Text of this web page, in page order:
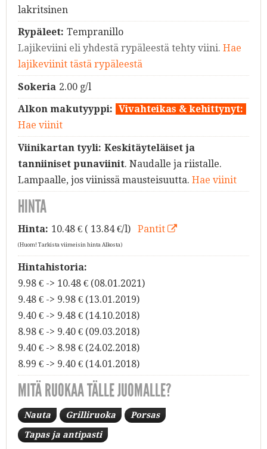
lakritsinen
Rypäleet: Tempranillo
Lajikeviini eli yhdestä rypäleestä tehty viini. Hae
lajikeviinit tästä rypäleestä
Sokeria 2.00 g/l
Alkon makutyyppi: Vivahteikas & kehittynyt:
Hae viinit
Viinikartan tyyli: Keskitäyteläiset ja
tanniiniset punaviinit. Naudalle ja riistalle.
Lampaalle, jos viinissä mausteisuutta. Hae viinit
HINTA
Hinta: 10.48€ ( 13.84 €/l) Pantit
(Huom! Tarkista viimeisin hinta Alkosta)
Hintahistoria:
9.98 € -> 10.48 € (08.01.2021)
9.48 € -> 9.98 € (13.01.2019)
9.40 € -> 9.48 € (14.10.2018)
8.98 € -> 9.40 € (09.03.2018)
9.40 € -> 8.98 € (24.02.2018)
8.99 € -> 9.40 € (14.01.2018)
MITÄ RUOKAA TÄLLE JUOMALLE?
Nauta Grilliruoka Porsas
Tapas ja antipasti